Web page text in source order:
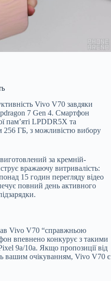
Vivo V70 завдяки
7 Gen 4. Смартфон
пам’яті LPDDR5X та
256 ГБ, з можливістю вибору
за кремній-
вражаючу витривалість:
15 годин перегляду відео
повний день активного
Vivo V70 “справжньою
впевнено конкурує з такими
9a/10a. Якщо пропозиції від
вашим очікуванням, Vivo V70 є